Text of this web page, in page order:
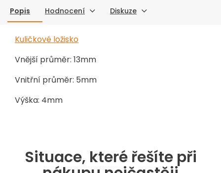
Popis Hodnocení Diskuze
Kuličkové ložisko
Vnější průměr: 13mm
Vnitřní průměr: 5mm
Výška: 4mm
Situace, které řešíte při